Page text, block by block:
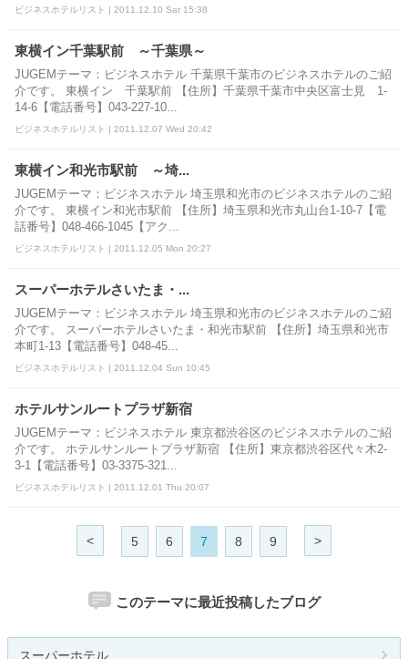
ビジネスホテルリスト | 2011.12.10 Sat 15:38
東横イン千葉駅前 ～千葉県～
JUGEMテーマ：ビジネスホテル 千葉県千葉市のビジネスホテルのご紹
介です。 東横イン 千葉駅前 【住所】千葉県千葉市中央区富士見 1-
14-6【電話番号】043-227-10...
ビジネスホテルリスト | 2011.12.07 Wed 20:42
東横イン和光市駅前 ～埼...
JUGEMテーマ：ビジネスホテル 埼玉県和光市のビジネスホテルのご紹
介です。 東横イン和光市駅前 【住所】埼玉県和光市丸山台1-10-7【電
話番号】048-466-1045【アク...
ビジネスホテルリスト | 2011.12.05 Mon 20:27
スーパーホテルさいたま・...
JUGEMテーマ：ビジネスホテル 埼玉県和光市のビジネスホテルのご紹
介です。 スーパーホテルさいたま・和光市駅前 【住所】埼玉県和光市
本町1-13【電話番号】048-45...
ビジネスホテルリスト | 2011.12.04 Sun 10:45
ホテルサンルートプラザ新宿
JUGEMテーマ：ビジネスホテル 東京都渋谷区のビジネスホテルのご紹
介です。 ホテルサンルートプラザ新宿 【住所】東京都渋谷区代々木2-
3-1【電話番号】03-3375-321...
ビジネスホテルリスト | 2011.12.01 Thu 20:07
< 5 6 7 8 9 >
このテーマに最近投稿したブログ
スーパーホテル